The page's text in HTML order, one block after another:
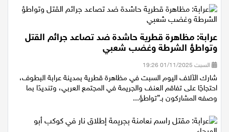
عرابة: مظاهرة قطرية حاشدة ضد تصاعد جرائم القتل
وتواطؤ الشرطة وغضب شعبي
السبت 01/11/2025 19:26
شارك الآلاف اليوم السبت في مظاهرة قطرية بمدينة عرابة البطوف،
احتجاجًا على تفاقم العنف والجريمة في المجتمع العربي، وتنديدًا بما
وصفه المشاركون بـ”تواطؤ...